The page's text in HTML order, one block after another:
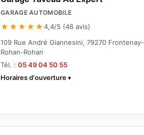
GARAGE AUTOMOBILE
★★★★★4,4/5 (46 avis)
109 Rue André Giannesini, 79270 Frontenay-
Rohan-Rohan
Tél. : 05 49 04 50 55
Horaires d'ouverture